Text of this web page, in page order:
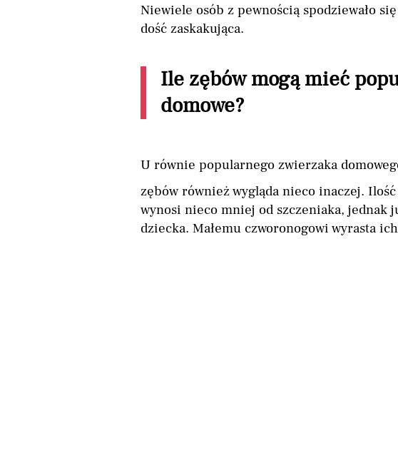
Niewiele osób z pewnością spodziewało
dość zaskakująca.
Ile zębów mogą mieć
domowe?
U równie popularnego zwierzaka
zębów również wygląda nieco inaczej.
wynosi nieco mniej od szczeniaka, jednak
dziecka. Małemu czworonogowi wyrasta